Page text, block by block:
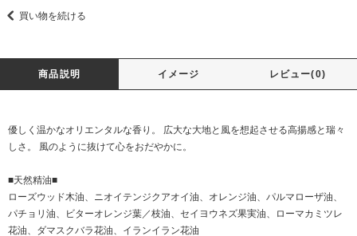
買い物を続ける
商品説明 イメージ レビュー(0)
優しく温かなオリエンタルな香り。 広大な大地と風を想起させる高揚感と瑞々
しさ。 風のように抜けて心をおだやかに。
■天然精油■
ローズウッド木油、ニオイテンジクアオイ油、オレンジ油、パルマローザ油、
パチョリ油、ビターオレンジ葉／枝油、セイヨウネズ果実油、ローマカミツレ
花油、ダマスクバラ花油、イランイラン花油